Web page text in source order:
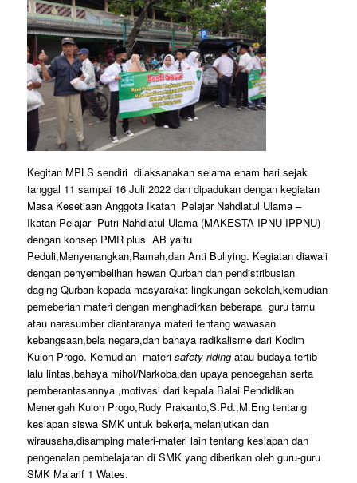
Kegitan MPLS sendiri dilaksanakan selama enam hari sejak
tanggal 11 sampai 16 Juli 2022 dan dipadukan dengan kegiatan
Masa Kesetiaan Anggota Ikatan Pelajar Nahdlatul Ulama –
Ikatan Pelajar Putri Nahdlatul Ulama (MAKESTA IPNU-IPPNU)
dengan konsep PMR plus AB yaitu
Peduli,Menyenangkan,Ramah,dan Anti Bullying. Kegiatan diawali
dengan penyembelihan hewan Qurban dan pendistribusian
daging Qurban kepada masyarakat lingkungan sekolah,kemudian
pemeberian materi dengan menghadirkan beberapa guru tamu
atau narasumber diantaranya materi tentang wawasan
kebangsaan,bela negara,dan bahaya radikalisme dari Kodim
Kulon Progo. Kemudian materi safety ridingatau budaya tertib
lalu lintas,bahaya mihol/Narkoba,dan upaya pencegahan serta
pemberantasannya ,motivasi dari kepala Balai Pendidikan
Menengah Kulon Progo,Rudy Prakanto,S.Pd.,M.Eng tentang
kesiapan siswa SMK untuk bekerja,melanjutkan dan
wirausaha,disamping materi-materi lain tentang kesiapan dan
pengenalan pembelajaran di SMK yang diberikan oleh guru-guru
SMK Ma’arif 1 Wates.